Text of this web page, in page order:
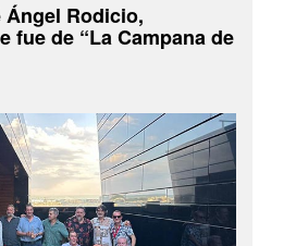
Ángel Rodicio,
fue de “La Campana de